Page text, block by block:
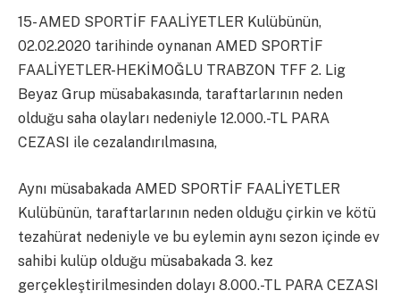
15- AMED SPORTİF FAALİYETLER Kulübünün,
02.02.2020 tarihinde oynanan AMED SPORTİF
FAALİYETLER-HEKİMOĞLU TRABZON TFF 2. Lig
Beyaz Grup müsabakasında, taraftarlarının neden
olduğu saha olayları nedeniyle 12.000.-TL PARA
CEZASI ile cezalandırılmasına,
Aynı müsabakada AMED SPORTİF FAALİYETLER
Kulübünün, taraftarlarının neden olduğu çirkin ve kötü
tezahürat nedeniyle ve bu eylemin aynı sezon içinde ev
sahibi kulüp olduğu müsabakada 3. kez
gerçekleştirilmesinden dolayı 8.000.-TL PARA CEZASI